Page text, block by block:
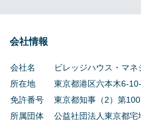
会社情報
会社名
ビレッジハウス・マ
所在地
東京都港区六本木6-
免許番号
東京都知事（2）第
所属団体
公益社団法人東京都